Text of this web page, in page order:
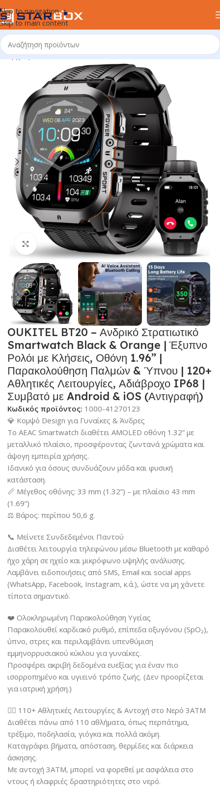
Skip to navigation
Skip to main content
Αρχική σελίδα/ΗΛΕΚΤΡΟΝΙΚΑ ΕΙΔΗ/SMART WATCH
Κλικ για μεγέθυνση
OUKITEL BT20 – Ανδρικό Στρατιωτικό
Smartwatch Black & Orange | Έξυπνο
Ρολόι με Κλήσεις, Οθόνη 1.96” |
Παρακολούθηση Παλμών & Ύπνου | 120+
Αθλητικές Λειτουργίες, Αδιάβροχο IP68 |
Συμβατό με Android & iOS (Αντιγραφή)
Κωδικός προϊόντος: 1000-41270123
💎 Κομψό Design για Γυναίκες & Άνδρες
Το AEAC Smartwatch διαθέτει AMOLED οθόνη 1.32” με
μεταλλικό πλαίσιο, προσφέροντας ζωντανά χρώματα και
άψογη εμπειρία χρήσης.
Ιδανικό για όσους συνδυάζουν μόδα και φυσική
κατάσταση.
📏 Μέγεθος οθόνης: 33 mm (1.32”) – με πλαίσιο 43 mm
(1.69”)
⚖️ Βάρος: περίπου 50,6 g.
📞 Μείνετε Συνδεδεμένοι Παντού
Διαθέτει λειτουργία τηλεφώνου μέσω Bluetooth με καθαρό
ήχο χάρη σε ηχείο και μικρόφωνο υψηλής ανάλυσης.
Λαμβάνει ειδοποιήσεις από SMS, Email και social apps
(WhatsApp, Facebook, Instagram, κ.ά.), ώστε να μη χάνετε
τίποτα σημαντικό.
❤️ Ολοκληρωμένη Παρακολούθηση Υγείας
Παρακολουθεί καρδιακό ρυθμό, επίπεδα οξυγόνου (SpO₂),
ύπνο, στρες και περιλαμβάνει υπενθύμιση
εμμηνορρυσιακού κύκλου για γυναίκες.
Προσφέρει ακριβή δεδομένα ευεξίας για έναν πιο
ισορροπημένο και υγιεινό τρόπο ζωής. (Δεν προορίζεται
για ιατρική χρήση.)
🏃‍♀️ 110+ Αθλητικές Λειτουργίες & Αντοχή στο Νερό 3ATM
Διαθέτει πάνω από 110 αθλήματα, όπως περπάτημα,
τρέξιμο, ποδηλασία, γιόγκα και πολλά ακόμη.
Καταγράφει βήματα, απόσταση, θερμίδες και διάρκεια
άσκησης.
Με αντοχή 3ATM, μπορεί να φορεθεί με ασφάλεια στο
ντους ή ελαφριές δραστηριότητες στο νερό.